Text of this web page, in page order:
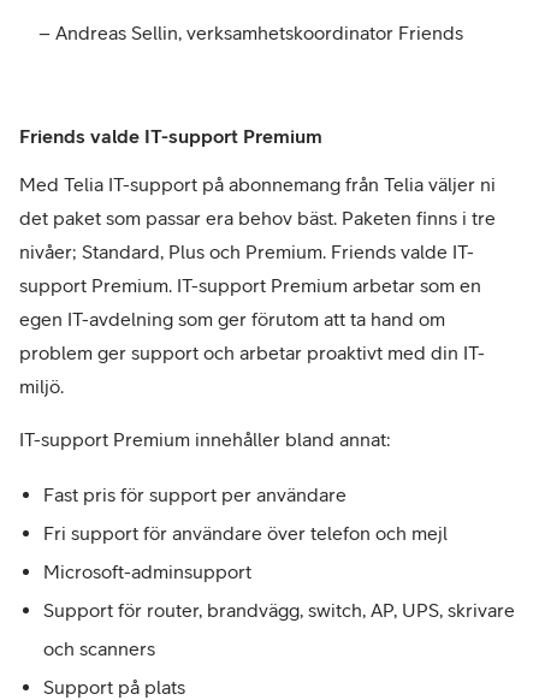
– Andreas Sellin, verksamhetskoordinator Friends
Friends valde IT-support Premium
Med Telia IT-support på abonnemang från Telia väljer ni
det paket som passar era behov bäst. Paketen finns i tre
nivåer; Standard, Plus och Premium. Friends valde IT-
support Premium. IT-support Premium arbetar som en
egen IT-avdelning som ger förutom att ta hand om
problem ger support och arbetar proaktivt med din IT-
miljö.
IT-support Premium innehåller bland annat:
Fast pris för support per användare
Fri support för användare över telefon och mejl
Microsoft-adminsupport
Support för router, brandvägg, switch, AP, UPS, skrivare
och scanners
Support på plats